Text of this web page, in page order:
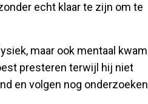
echt klaar te zijn om te
maar ook mentaal kwam
presteren terwijl hij niet
en volgen nog onderzoeken